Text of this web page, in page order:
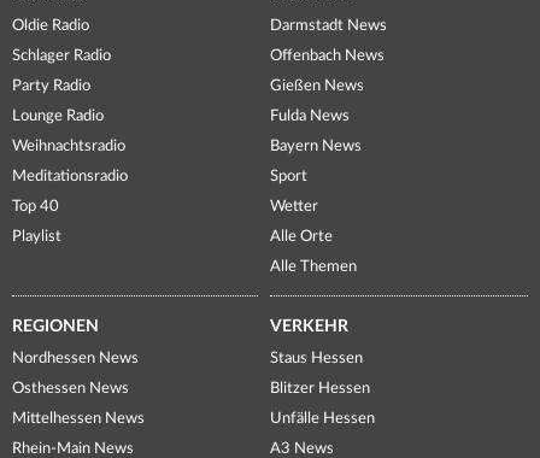
Oldie Radio
Schlager Radio
Party Radio
Lounge Radio
Weihnachtsradio
Meditationsradio
Top 40
Playlist
Darmstadt News
Offenbach News
Gießen News
Fulda News
Bayern News
Sport
Wetter
Alle Orte
Alle Themen
REGIONEN
Nordhessen News
Osthessen News
Mittelhessen News
Rhein-Main News
VERKEHR
Staus Hessen
Blitzer Hessen
Unfälle Hessen
A3 News